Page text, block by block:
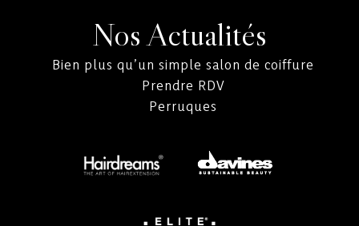
Nos Actualités
Bien plus qu’un simple salon de coiffure
Prendre RDV
Perruques